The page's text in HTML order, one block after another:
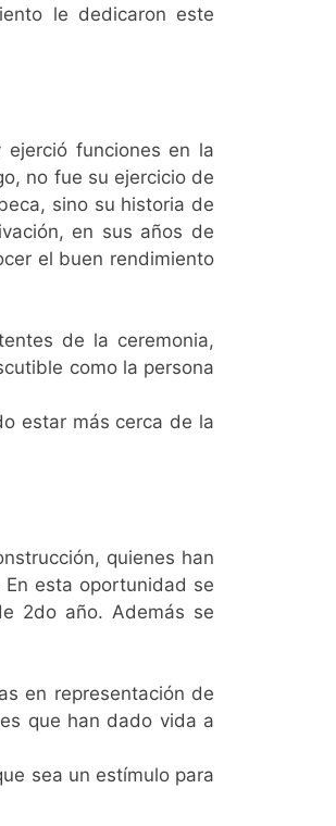
le dedicaron este
funciones en la
no fue su ejercicio de
sino su historia de
en sus años de
el buen rendimiento
de la ceremonia,
como la persona
estar más cerca de la
quienes han
esta oportunidad se
2do año. Además se
en representación de
que han dado vida a
sea un estímulo para